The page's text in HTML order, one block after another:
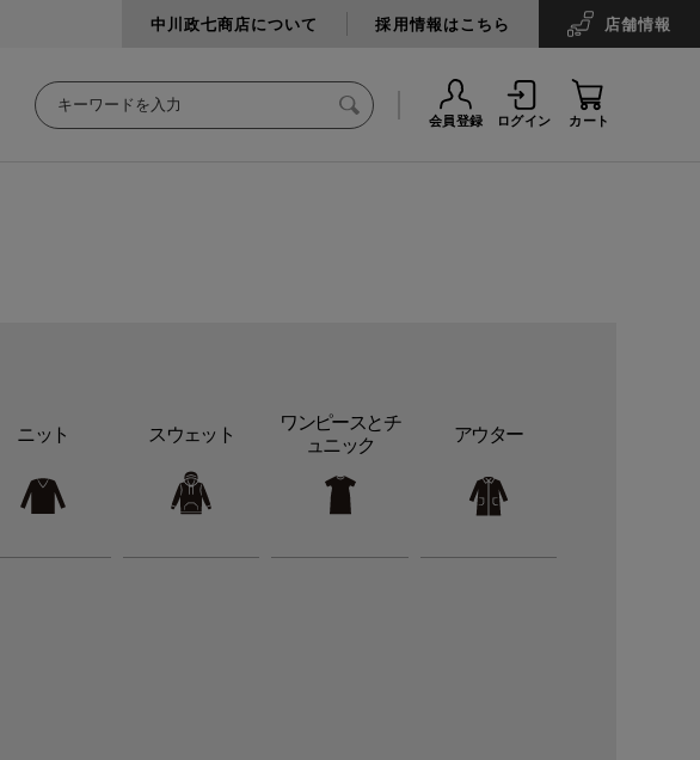
中川政七商店について 採用情報はこちら 店舗情報
会員登録 ログイン カート
ニット スウェット
ワンピースとチ
ュニック
アウター